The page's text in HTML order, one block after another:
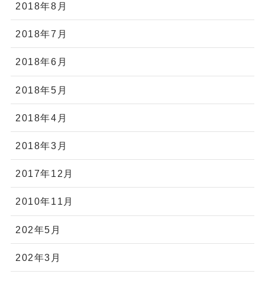
2018年8月
2018年7月
2018年6月
2018年5月
2018年4月
2018年3月
2017年12月
2010年11月
202年5月
202年3月